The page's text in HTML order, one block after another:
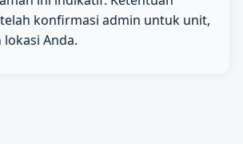
konfirmasi admin untuk unit,
Anda.